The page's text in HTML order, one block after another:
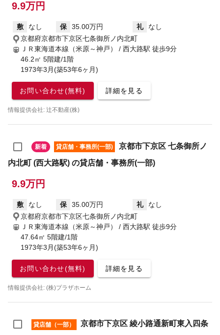
9.9万円
敷 なし 保 35.00万円 礼
なし
京都府京都市下京区七条御所ノ内北町
ＪＲ東海道本線（米原～神戸） / 西大路駅 徒歩9分
46.2㎡ 5階建/1階
1973年3月(築53年6ヶ月)
お問い合わせ(無料) 詳細を見る
情報提供会社: 辻不動産(株)
新着 貸店舗・事務所(一部)
京都市下京区 七条御所ノ
内北町 (西大路駅) の貸店舗・事務所(一部)
9.9万円
敷 なし 保 35.00万円 礼
なし
京都府京都市下京区七条御所ノ内北町
ＪＲ東海道本線（米原～神戸） / 西大路駅 徒歩9分
47.64㎡ 5階建/1階
1973年3月(築53年6ヶ月)
お問い合わせ(無料) 詳細を見る
情報提供会社: (株)プラザホーム
貸店舗（一部）
京都市下京区 綾小路通新町東入四条